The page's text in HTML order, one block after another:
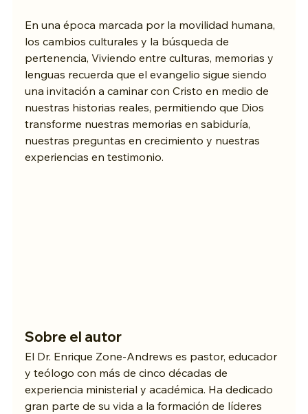
En una época marcada por la movilidad humana,
los cambios culturales y la búsqueda de
pertenencia, Viviendo entre culturas, memorias y
lenguas recuerda que el evangelio sigue siendo
una invitación a caminar con Cristo en medio de
nuestras historias reales, permitiendo que Dios
transforme nuestras memorias en sabiduría,
nuestras preguntas en crecimiento y nuestras
experiencias en testimonio.
Sobre el autor
El Dr. Enrique Zone-Andrews es pastor, educador
y teólogo con más de cinco décadas de
experiencia ministerial y académica. Ha dedicado
gran parte de su vida a la formación de líderes